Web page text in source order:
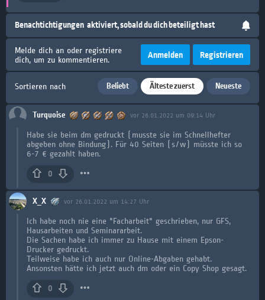
Benachtichtigungen aktiviert, sobald du dich beteiligt hast
Melde dich an oder registriere
dich, um zu kommentieren.
Anmelden Registrieren
Sortieren nach Beliebt Älteste zuerst Neueste
Turquoise vor 26.01.2022 um 09:14 Uhr
Habe sie beim dm gedruckt (musste sie im Schnellhefter
abgeben ohne Bindung). Für 40 Seiten (s/w) müsste ich so
6-7 € gezahlt haben.
0
X_X vor 26.01.2022 um 14:27 Uhr
Ich habe noch nie eine "Facharbeit" geschrieben, nur GFS,
Hausarbeiten und Seminararbeit.
Die Sachen habe ich immer zu Hause mit einem Epson-
Drucker gedruckt.
Teilweise habe ich auch nur Online-Abgaben gehabt.
Ansonsten hätte ich jetzt auch dm oder ein Copy Shop gesagt.
0